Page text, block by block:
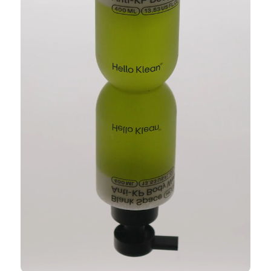
Formulado sin más de 1600 ingredientes que pueden
generar preocupación, como SLS, SLES, parabenos,
Lista completa de ingredientes:
Aqua (Agua), Palmitato de etilhexilo, Sulfonato de
olefina sódica C14-16, Glutamato de cocoilo
Niacinamida, Betaína de cocamidopropilo, 1,2-
(Oenothera Biennis), Aceite de semilla de jojoba
(Simmondsia Chinensis), Aceite de germen de trigo
(Triticum Vulgare), Glicerina, Fosfato de cetilo
potásico, Aceite de semilla de girasol (Helianthus
Annuus), Aceite de almendra dulce (Prunus
Amygdalus Dulcis), Ácido cítrico, Ácido salicílico,
Betaína salicilato, Cloruro de sodio, Carboxilato de
glicol laurílico sódico, Etilhexilglicerina,
Benzotriazolil dodecil p-cresol, Carbamato de laurilo